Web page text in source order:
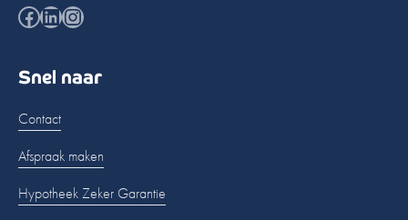
Facebook
LinkedIn
Instagram
Snel naar
Contact
Afspraak maken
Hypotheek Zeker Garantie